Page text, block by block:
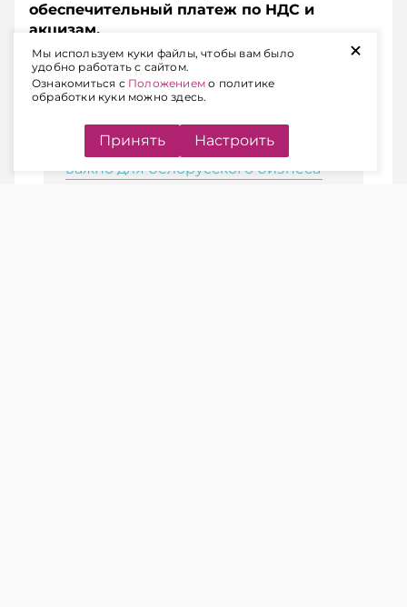
обеспечительный платеж по НДС и
акцизам.
ЧИТАЙТЕ ТАКЖЕ
Финансовые риски в России: что
будет в 2026 году и почему это
важно для белорусского бизнеса
+
Мы используем куки файлы, чтобы вам было
удобно работать с сайтом.
Ознакомиться с Положением о политике
обработки куки можно здесь.
Принять Настроить